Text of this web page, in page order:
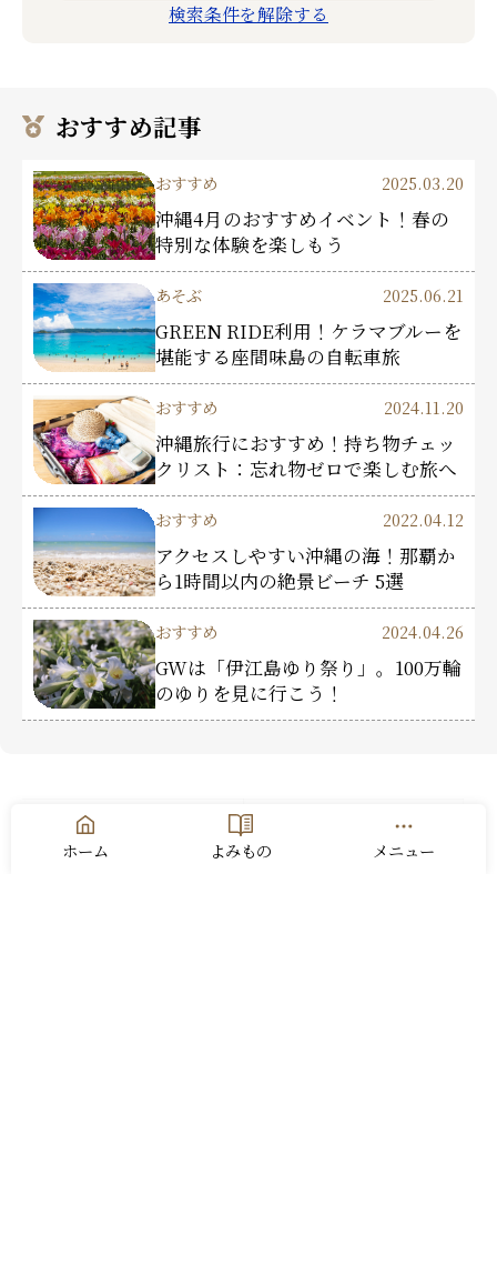
検索条件を解除する
おすすめ記事
おすすめ 2025.03.20
沖縄4月のおすすめイベント！春の
特別な体験を楽しもう
あそぶ 2025.06.21
GREEN RIDE利用！ケラマブルーを
堪能する座間味島の自転車旅
おすすめ 2024.11.20
沖縄旅行におすすめ！持ち物チェッ
クリスト：忘れ物ゼロで楽しむ旅へ
おすすめ 2022.04.12
アクセスしやすい沖縄の海！那覇か
ら1時間以内の絶景ビーチ 5選
おすすめ 2024.04.26
GWは「伊江島ゆり祭り」。100万輪
のゆりを見に行こう！
ホーム よみもの メニュー